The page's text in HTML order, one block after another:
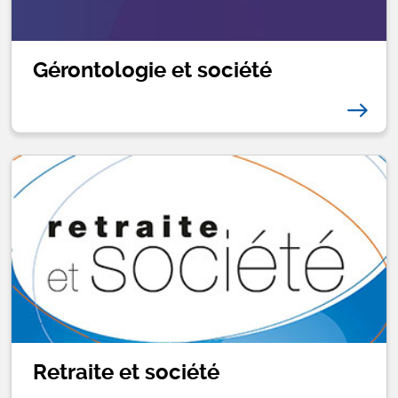
Gérontologie et société
Retraite et société